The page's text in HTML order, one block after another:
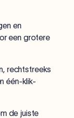
en
een grotere
rechtstreeks
één-klik-
de juiste